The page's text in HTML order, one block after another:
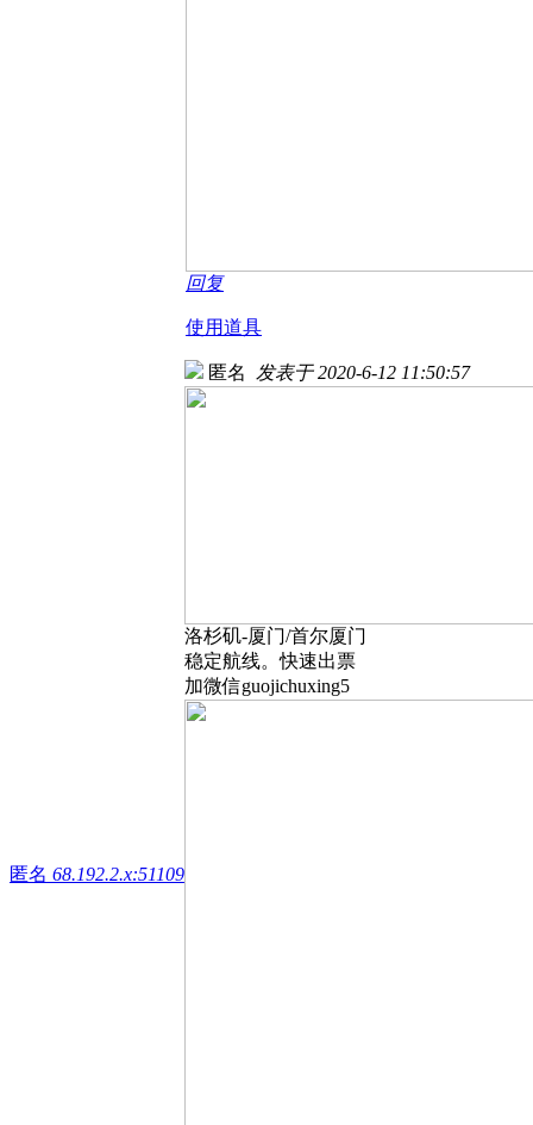
回复
使用道具
匿名 68.192.2.x:51109
匿名 发表于 2020-6-12 11:50:57
洛杉矶-厦门/首尔厦门
稳定航线。快速出票
加微信guojichuxing5